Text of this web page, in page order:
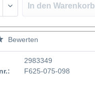
In den Warenkorb
Bewerten
2983349
F625-075-098